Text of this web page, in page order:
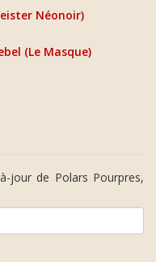
Néonoir)
(Le Masque)
jour de Polars Pourpres,